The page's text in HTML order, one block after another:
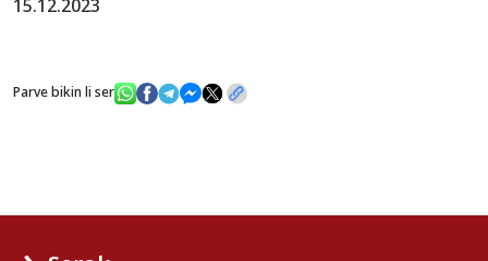
15.12.2023
Parve bikin li ser